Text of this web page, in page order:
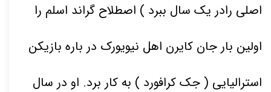
اصلی رادر یک سال ببرد ) اصطلاح گراند اسلم را
اولین بار جان کایرن اهل نیویورک در باره بازیکن
استرالیایی ( جک کرافورد ) به کار برد. او در سال